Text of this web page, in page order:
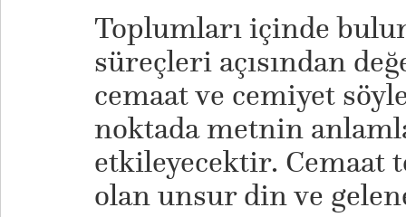
Toplumları içinde
süreçleri açısından
cemaat ve cemiyet
noktada metnin
etkileyecektir. Cemaat
olan unsur din ve